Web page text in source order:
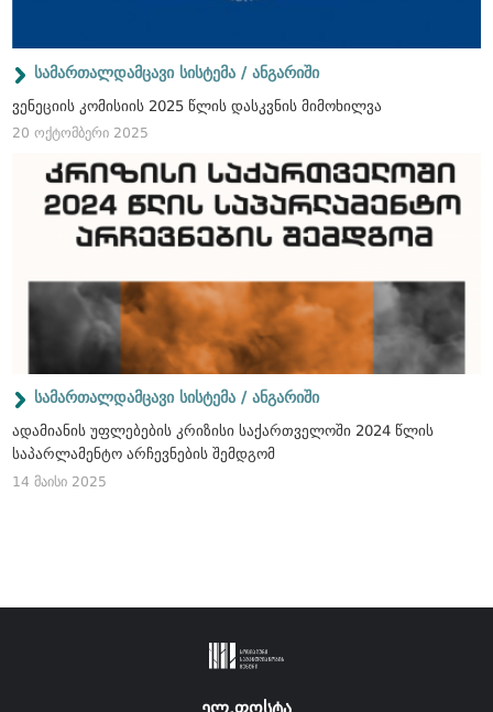
სამართალდამცავი სისტემა / ანგარიში
ვენეციის კომისიის 2025 წლის დასკვნის მიმოხილვა
20 ოქტომბერი 2025
სამართალდამცავი სისტემა / ანგარიში
ადამიანის უფლებების კრიზისი საქართველოში 2024 წლის
საპარლამენტო არჩევნების შემდგომ
14 მაისი 2025